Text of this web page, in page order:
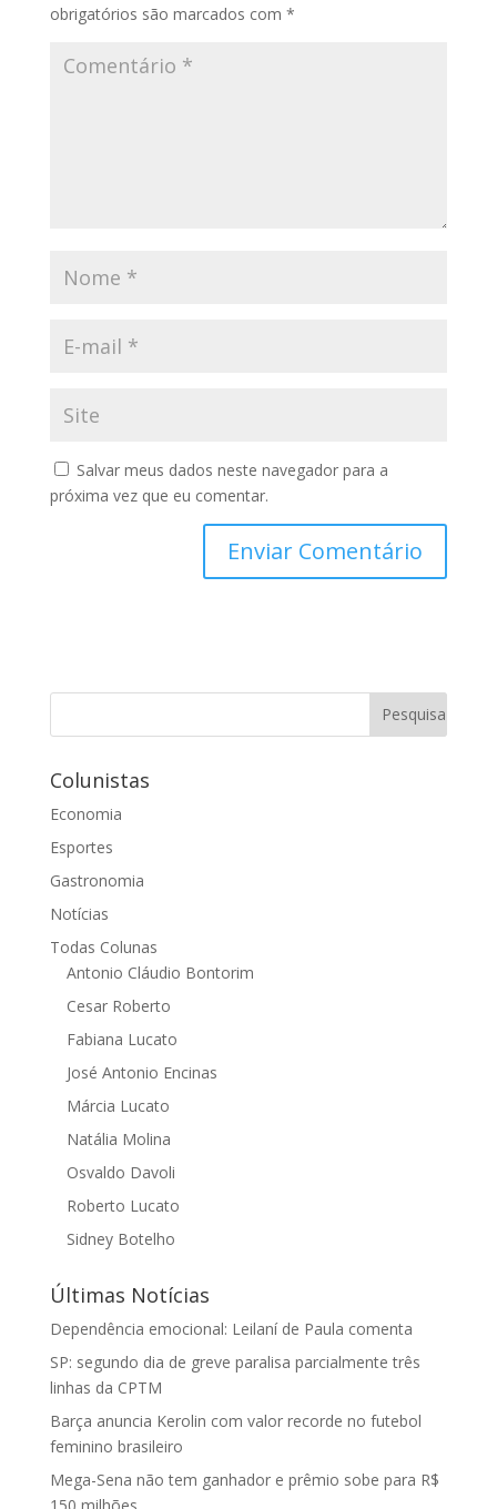
obrigatórios são marcados com *
Salvar meus dados neste navegador para a
próxima vez que eu comentar.
Colunistas
Economia
Esportes
Gastronomia
Notícias
Todas Colunas
Antonio Cláudio Bontorim
Cesar Roberto
Fabiana Lucato
José Antonio Encinas
Márcia Lucato
Natália Molina
Osvaldo Davoli
Roberto Lucato
Sidney Botelho
Últimas Notícias
Dependência emocional: Leilaní de Paula comenta
SP: segundo dia de greve paralisa parcialmente três
linhas da CPTM
Barça anuncia Kerolin com valor recorde no futebol
feminino brasileiro
Mega-Sena não tem ganhador e prêmio sobe para R$
150 milhões